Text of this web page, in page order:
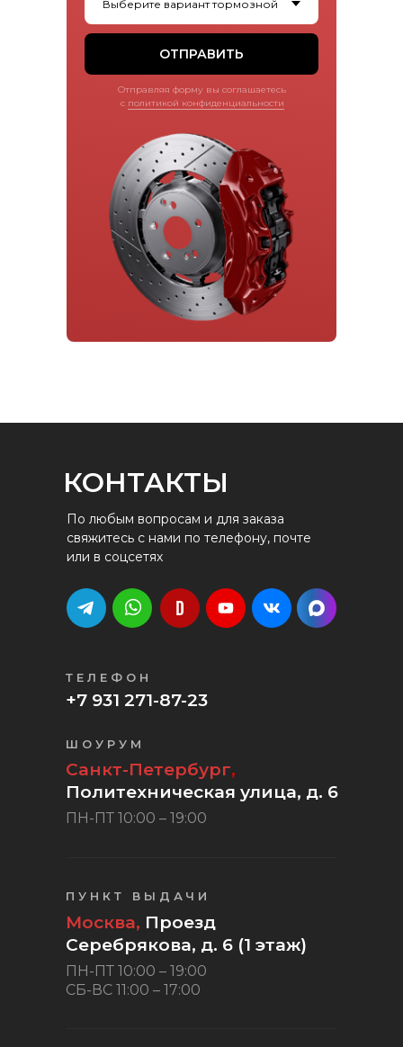
ОТПРАВИТЬ
Отправляя форму вы соглашаетесь
с политикой конфиденциальности
КОНТАКТЫ
+7 931 271-87-23
По любым вопросам и для заказа
свяжитесь с нами по телефону, почте
или в соцсетях
ТЕЛЕФОН
Санкт-Петербург,
Политехническая улица, д. 6
ШОУРУМ
Москва, Проезд
Серебрякова, д. 6 (1 этаж)
ПУНКТ ВЫДАЧИ
ПН-ПТ 10:00 – 19:00
ПН-ПТ 10:00 – 19:00
СБ-ВС 11:00 – 17:00